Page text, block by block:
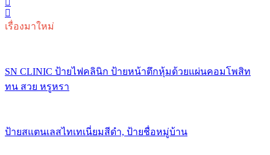
เรื่องมาใหม่
SN CLINIC ป้ายไฟคลินิก ป้ายหน้าตึกหุ้มด้วยแผ่นคอมโพสิท
ทน สวย หรูหรา
ป้ายสแตนเลสไทเทเนี่ยมสีดำ, ป้ายชื่อหมู่บ้าน